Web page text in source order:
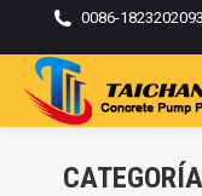
0086-